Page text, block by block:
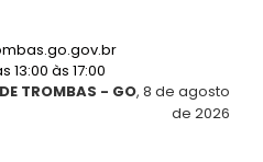
13:00 às 17:00
TROMBAS - GO, 8 de agosto
de 2026